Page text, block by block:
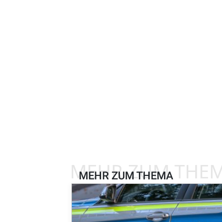
MEHR ZUM THEMA
MEHR ZUM